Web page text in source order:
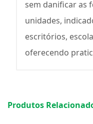
sem danificar as
unidades,
escritórios,
oferecendo
Produtos